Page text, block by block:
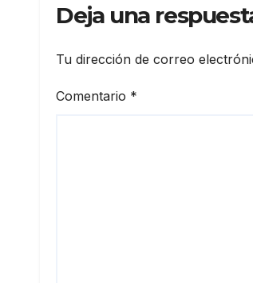
Deja una
Tu dirección de correo
Comentario *